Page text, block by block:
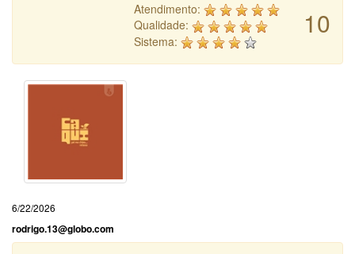
10
Atendimento:
Qualidade:
Sistema:
6/22/2026
rodrigo.13@globo.com